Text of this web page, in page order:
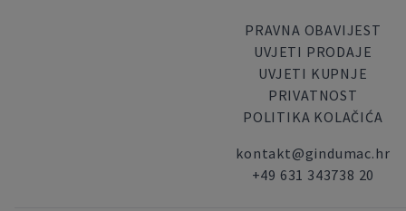
PRAVNA OBAVIJEST
UVJETI PRODAJE
UVJETI KUPNJE
PRIVATNOST
POLITIKA KOLAČIĆA
kontakt@gindumac.hr
+49 631 343738 20